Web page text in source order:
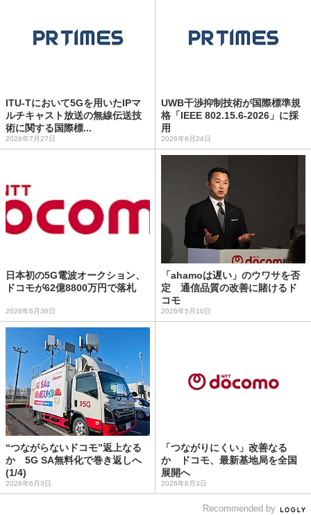
ITU-Tにおいて5Gを用いたIPマ
ルチキャスト放送の無線伝送技
術に関する国際標...
2026年7月27日
UWB干渉抑制技術が国際標準規
格「IEEE 802.15.6-2026」に採
用
2026年6月24日
日本初の5G電波オークション、
ドコモが62億8800万円で落札
2026年6月30日
「ahamoは遅い」のウワサを否
定 通信品質の改善に賭けるド
コモ
2026年5月10日
“つながらないドコモ”返上なる
か 5G SA無料化で巻き返しへ
(1/4)
2026年6月3日
「つながりにくい」改善なる
か ドコモ、最新基地局を全国
展開へ
2026年8月3日
Recommended by